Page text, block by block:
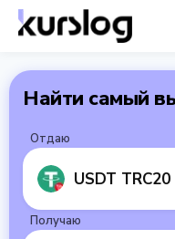
Найти самый
Отдаю
USDT TRC20
Получаю